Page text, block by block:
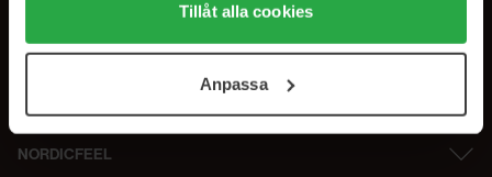
alla cookies, medan du under "Detaljer" kan anpassa
användningen av cookies. Du kan när som helst återkalla
samt vår Integritetspolicy.
Tillåt alla cookies
Anpassa
NORDICFEEL